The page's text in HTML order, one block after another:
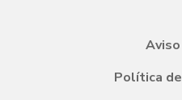
Política